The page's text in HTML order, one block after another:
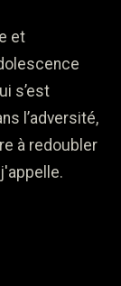
et
s’est
l’adversité,
à redoubler